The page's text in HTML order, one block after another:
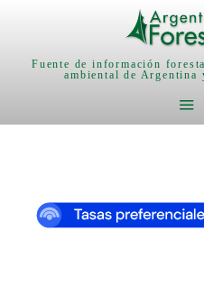
Fuente de información
ambiental de Argentina